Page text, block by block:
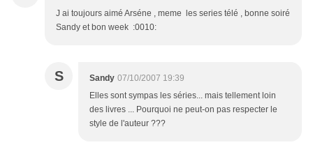
J ai toujours aimé Arséne , meme les series télé , bonne soiré
Sandy et bon week :0010:
S Sandy 07/10/2007 19:39
Elles sont sympas les séries... mais tellement loin
des livres ... Pourquoi ne peut-on pas respecter le
style de l'auteur ???